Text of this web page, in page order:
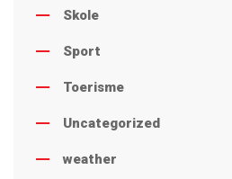
Skole
Sport
Toerisme
Uncategorized
weather